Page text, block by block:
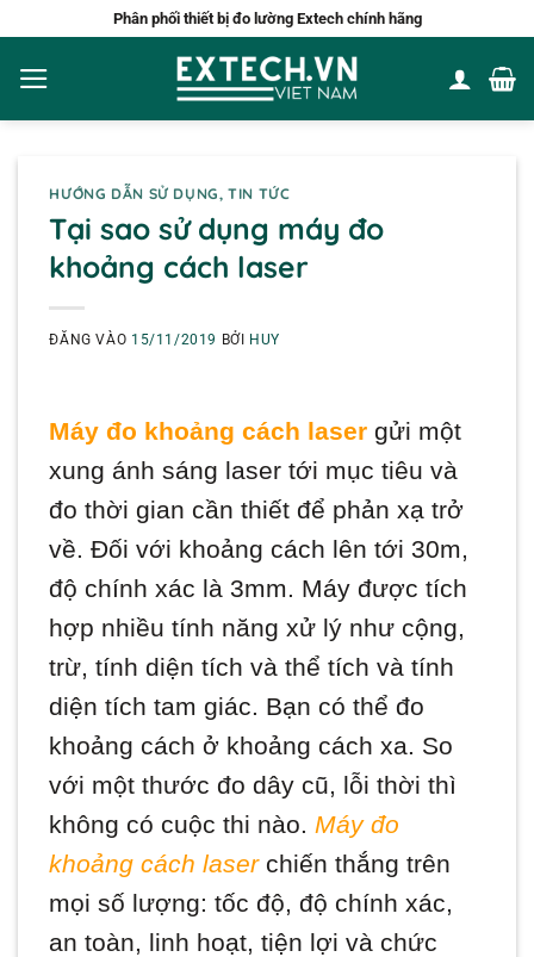
nội
dung
Phân phối thiết bị đo lường Extech chính hãng
HƯỚNG DẪN SỬ DỤNG,TIN TỨC
Tại sao sử dụng máy đo
khoảng cách laser
ĐĂNG VÀO 15/11/2019 BỞI HUY
Máy đo khoảng cách laser gửi một
xung ánh sáng laser tới mục tiêu và
đo thời gian cần thiết để phản xạ trở
về. Đối với khoảng cách lên tới 30m,
độ chính xác là 3mm. Máy được tích
hợp nhiều tính năng xử lý như cộng,
trừ, tính diện tích và thể tích và tính
diện tích tam giác. Bạn có thể đo
khoảng cách ở khoảng cách xa. So
với một thước đo dây cũ, lỗi thời thì
không có cuộc thi nào. Máy đo
khoảng cách laserchiến thắng trên
mọi số lượng: tốc độ, độ chính xác,
an toàn, linh hoạt, tiện lợi và chức